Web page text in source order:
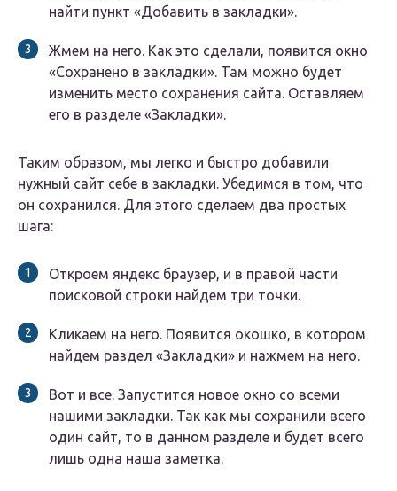
найти пункт «Добавить в закладки».
Жмем на него. Как это сделали, появится окно
«Сохранено в закладки». Там можно будет
изменить место сохранения сайта. Оставляем
его в разделе «Закладки».
Таким образом, мы легко и быстро добавили
нужный сайт себе в закладки. Убедимся в том, что
он сохранился. Для этого сделаем два простых
шага:
Откроем яндекс браузер, и в правой части
поисковой строки найдем три точки.
Кликаем на него. Появится окошко, в котором
найдем раздел «Закладки» и нажмем на него.
Вот и все. Запустится новое окно со всеми
нашими закладки. Так как мы сохранили всего
один сайт, то в данном разделе и будет всего
лишь одна наша заметка.